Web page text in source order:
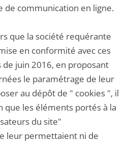
de communication en ligne.
que la société requérante
en conformité avec ces
de juin 2016, en proposant
le paramétrage de leur
au dépôt de " cookies ", il
les éléments portés à la
du site"
leur permettaient ni de